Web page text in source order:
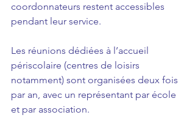
coordonnateurs restent accessibles
pendant leur service.
Les réunions dédiées à l’accueil
périscolaire (centres de loisirs
notamment) sont organisées deux fois
par an, avec un représentant par école
et par association.